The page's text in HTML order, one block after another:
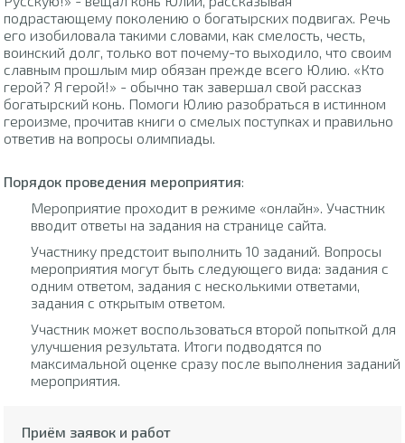
подрастающему поколению о богатырских подвигах. Речь
его изобиловала такими словами, как смелость, честь,
воинский долг, только вот почему-то выходило, что своим
славным прошлым мир обязан прежде всего Юлию. «Кто
герой? Я герой!» - обычно так завершал свой рассказ
богатырский конь. Помоги Юлию разобраться в истинном
героизме, прочитав книги о смелых поступках и правильно
ответив на вопросы олимпиады.
Порядок проведения мероприятия:
Мероприятие проходит в режиме «онлайн». Участник
вводит ответы на задания на странице сайта.
Участнику предстоит выполнить 10 заданий. Вопросы
мероприятия могут быть следующего вида: задания с
одним ответом, задания с несколькими ответами,
задания с открытым ответом.
Участник может воспользоваться второй попыткой для
улучшения результата. Итоги подводятся по
максимальной оценке сразу после выполнения заданий
мероприятия.
Приём заявок и работ